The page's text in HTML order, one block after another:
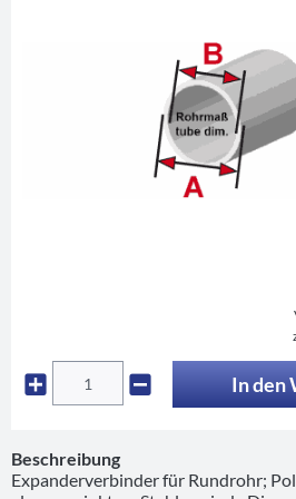
In den
Beschreibung
Expanderverbinder für Rundrohr;